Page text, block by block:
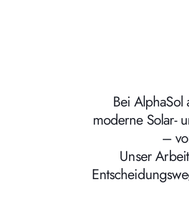
Bei
moderne Solar-
–
Unser